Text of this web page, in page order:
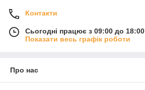
Контакти
Сьогодні працює з 09:00 до 18:00
Показати весь графік роботи
Про нас